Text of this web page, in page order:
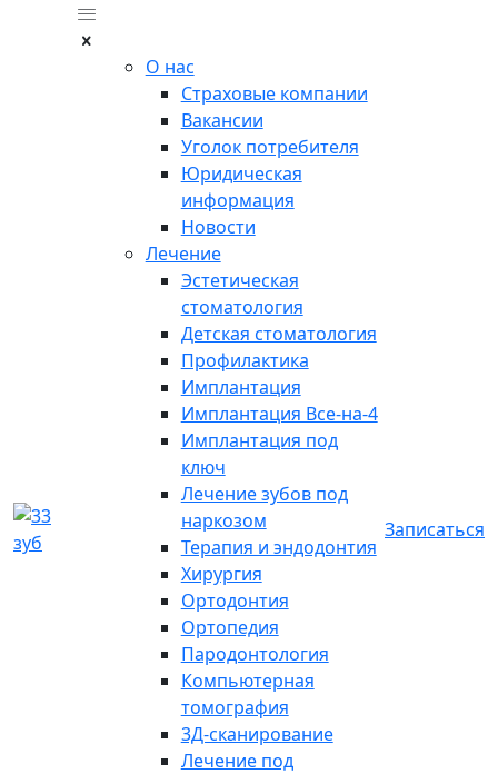
О нас
Страховые компании
Вакансии
Уголок потребителя
Юридическая
информация
Новости
Лечение
Эстетическая
стоматология
Детская стоматология
Профилактика
Имплантация
Имплантация Все-на-4
Имплантация под
ключ
Лечение зубов под
наркозом
Терапия и эндодонтия
Хирургия
Ортодонтия
Ортопедия
Пародонтология
Компьютерная
томография
3Д-сканирование
Лечение под
Записаться